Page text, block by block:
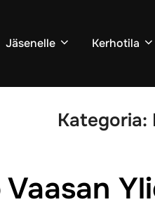
Jäsenelle Kerhotila
Kategoria: